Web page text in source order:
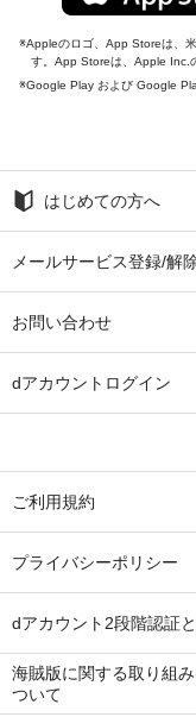
Appleのロゴ、App Storeは、
す。App Storeは、Apple Inc.
Google Play および Google
はじめての方へ
メールサービス登録/解
お問い合わせ
dアカウントログイン
ご利用規約
プライバシーポリシー
dアカウント2段階認証
海賊版に関する取り組み
ついて